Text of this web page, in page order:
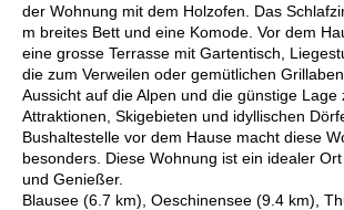
der Wohnung mit dem Holzofen. Das
m breites Bett und eine Komode. Vor dem
eine grosse Terrasse mit Gartentisch,
die zum Verweilen oder gemütlichen
Aussicht auf die Alpen und die günstige Lage
Attraktionen, Skigebieten und idyllischen
Bushaltestelle vor dem Hause macht diese
besonders. Diese Wohnung ist ein idealer
und Genießer.
Blausee (6.7 km), Oeschinensee (9.4 km),